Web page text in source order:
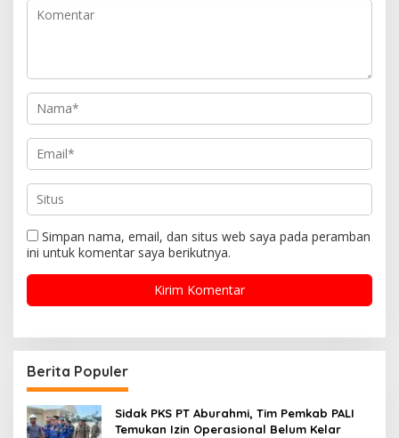
Simpan nama, email, dan situs web saya pada peramban
ini untuk komentar saya berikutnya.
Berita Populer
Sidak PKS PT Aburahmi, Tim Pemkab PALI
Temukan Izin Operasional Belum Kelar